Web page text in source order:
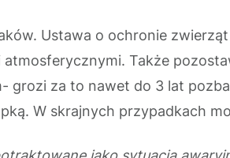
Ustawa o ochronie
Także
grozi za to nawet do 3 lat
W skrajnych przypadkach